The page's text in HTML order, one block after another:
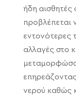
ήδη
προβλέπεται
εντονότερες
αλλαγές στο
νερού καθώς